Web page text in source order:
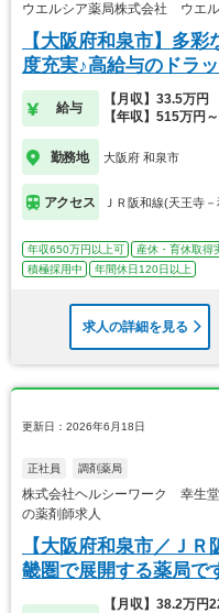
ウエルシア薬局株式会社 ウエ
【大阪府和泉市】多
度充実♪高給与のドラ
給与
【月収】33.5万円
【年収】515万円
勤務地 大阪府 和泉市
アクセス ＪＲ阪和線(天王寺
年収650万円以上可 産休・育休取得
積極採用中
年間休日120日以上
求人の詳細を見る
更新日：2026年6月18日
正社員 調剤薬局
株式会社ヘルシーワーク 幸生
の薬剤師求人
【大阪府和泉市／Ｊ
畿圏で展開する薬局で
【月収】38.2万円